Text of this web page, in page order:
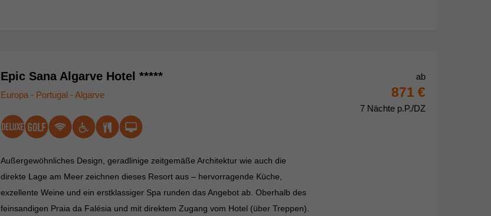
Epic Sana Algarve Hotel *****
Europa - Portugal - Algarve
Außergewöhnliches Design, geradlinige zeitgemäße Architektur wie auch die
direkte Lage am Meer zeichnen dieses Resort aus – hervorragende Küche,
exzellente Weine und ein erstklassiger Spa runden das Angebot ab. Oberhalb des
feinsandigen Praia da Falésia und mit direktem Zugang vom Hotel (über Treppen).
ab
871 €
7 Nächte p.P./DZ